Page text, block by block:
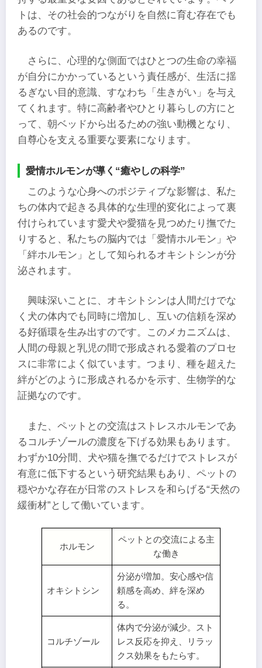
トは、その社会的つながりを自然に育む存在でも
あるのです。
さらに、心理的な側面ではひとつの生命の幸福
が自分にかかっているという責任感が、生活に揺
るぎない目的意識、すなわち「生きがい」を与え
てくれます。特に高齢者やひとり暮らしの方にと
って、朝ベッドから出るための強い動機となり、
自尊心を支える重要な要素になります。
愛情ホルモンが導く“癒やしの科学”
このような心身へのポジティブな影響は、私た
ちの体内で起きる具体的な生理的変化によって裏
付けられています愛犬や愛猫を見つめたり撫でた
りすると、私たちの脳内では「愛情ホルモン」や
「絆ホルモン」として知られるオキシトシンが分
泌されます。
興味深いことに、オキシトシンは人間だけでな
く犬の体内でも同時に増加し、互いの信頼を深め
る好循環を生み出すのです。このメカニズムは、
人間の母親と乳児の間で形成される愛着のプロセ
スに非常によく似ています。つまり、種を超えた
絆がどのように形成されるかを示す、生物学的な
証拠なのです。
また、ペットとの交流はストレスホルモンであ
るコルチゾールの濃度を下げる効果もあります。
わずか10分間、犬や猫を撫でるだけでストレスが
有意に低下するという研究結果もあり、ペットの
穏やかな存在が日常のストレスを和らげる“天然の
緩衝材”として働いています。
ホルモン
ペットとの交流による主
な働き
オキシトシン
分泌が増加。安心感や信
頼感を高め、絆を深め
る。
コルチゾール
体内で分泌が減少。スト
レス反応を抑え、リラッ
クス効果をもたらす。